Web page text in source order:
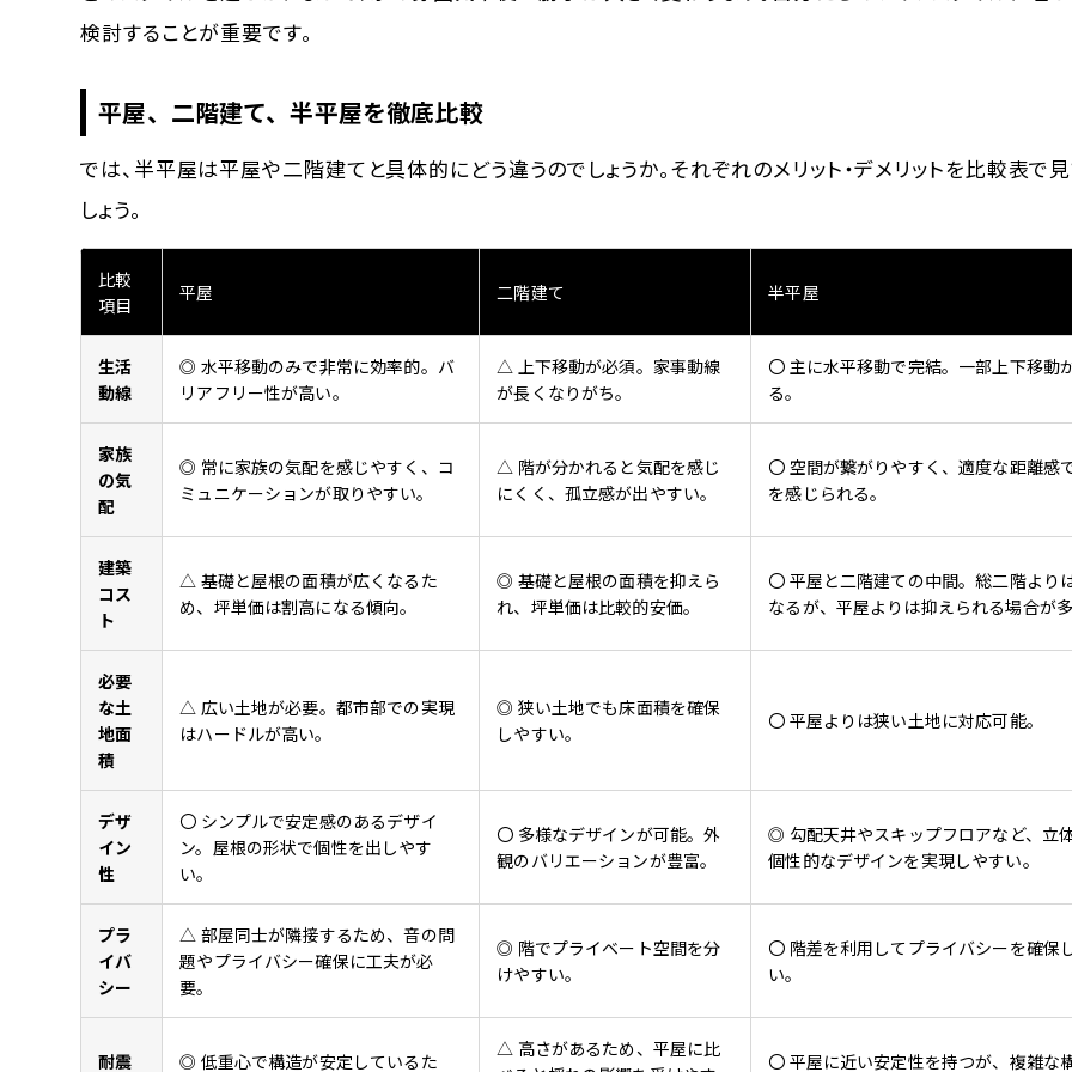
検討することが重要です。
平屋、二階建て、半平屋を徹底比較
では、半平屋は平屋や二階建てと具体的にどう違うのでしょうか。それぞれのメリット・デメリットを比較表で
しょう。
比較
項目
平屋 二階建て 半平屋
生活
動線
◎ 水平移動のみで非常に効率的。バ
リアフリー性が高い。
△ 上下移動が必須。家事動線
が長くなりがち。
〇 主に水平移動で完結。一部上下移動
る。
家族
の気
配
◎ 常に家族の気配を感じやすく、コ
ミュニケーションが取りやすい。
△ 階が分かれると気配を感じ
にくく、孤立感が出やすい。
〇 空間が繋がりやすく、適度な距離感
を感じられる。
建築
コス
ト
△ 基礎と屋根の面積が広くなるた
め、坪単価は割高になる傾向。
◎ 基礎と屋根の面積を抑えら
れ、坪単価は比較的安価。
〇 平屋と二階建ての中間。総二階より
なるが、平屋よりは抑えられる場合が多
必要
な土
地面
積
△ 広い土地が必要。都市部での実現
はハードルが高い。
◎ 狭い土地でも床面積を確保
しやすい。
〇 平屋よりは狭い土地に対応可能。
デザ
イン
性
〇 シンプルで安定感のあるデザイ
ン。屋根の形状で個性を出しやす
い。
〇 多様なデザインが可能。外
観のバリエーションが豊富。
◎ 勾配天井やスキップフロアなど、立
個性的なデザインを実現しやすい。
プラ
イバ
シー
△ 部屋同士が隣接するため、音の問
題やプライバシー確保に工夫が必
要。
◎ 階でプライベート空間を分
けやすい。
〇 階差を利用してプライバシーを確保
い。
耐震 ◎ 低重心で構造が安定しているた
△ 高さがあるため、平屋に比
〇 平屋に近い安定性を持つが、複雑な